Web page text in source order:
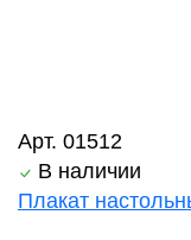
Арт. 01512
В наличии
Плакат